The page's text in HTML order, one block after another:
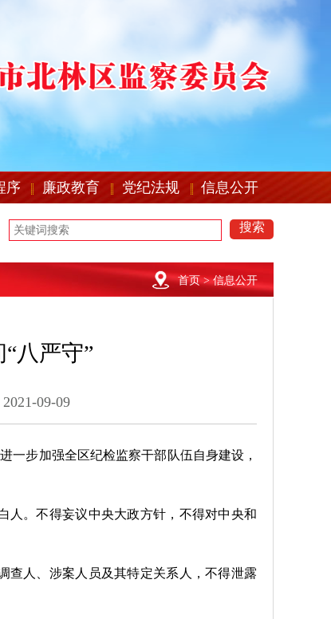
序 廉政教育 党纪法规 信息公开
搜索
首页> 信息公开
八严守”
2021-09-09
进一步加强全区纪检监察干部队伍自身建设 ，
人。不得妄议中央大政方针，不得对中央和
查人、涉案人员及其特定关系人，不得泄露